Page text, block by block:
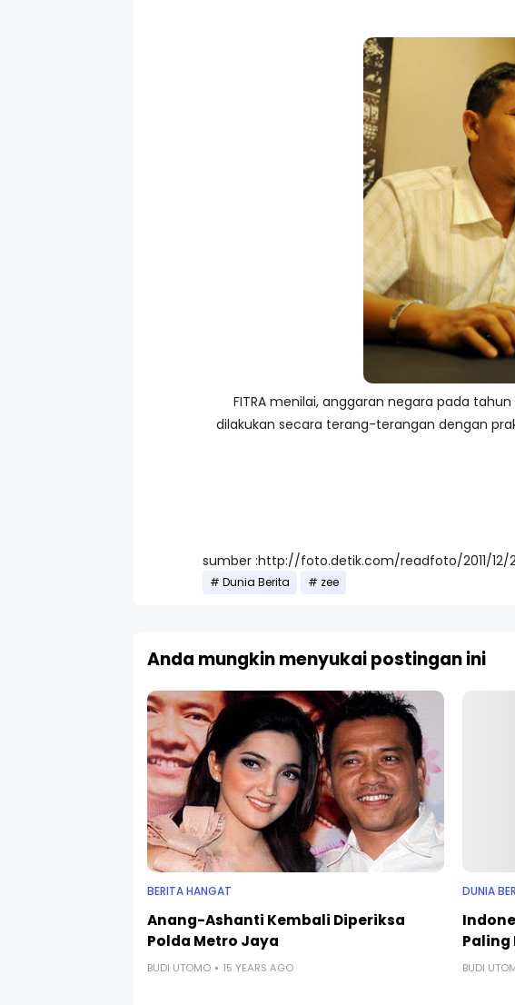
FITRA menilai, anggaran negara pada
dilakukan secara terang-terangan dengan
sumber :http://foto.detik.com/readfoto/2011/12/
Dunia Berita zee
Anda mungkin menyukai postingan ini
BERITA HANGAT
Anang-Ashanti Kembali Diperiksa
Polda Metro Jaya
BUDI UTOMO 15 YEARS AGO
DUNIA
Paling
BUDI